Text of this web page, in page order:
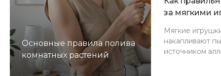
Основные правила полива
комнатных растений
за мягкими
Мягкие
накапливают
источником